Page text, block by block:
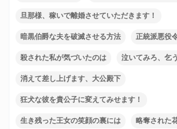
旦那様、稼いで離婚させていただきます！
暗黒伯爵な夫を破滅させる方法 正統派悪役
殺された私が気づいたのは 泣いてみろ、乞
消えて差し上げます、大公殿下
狂犬な彼を貴公子に変えてみせます！
生き残った王女の笑顔の裏には 略奪された